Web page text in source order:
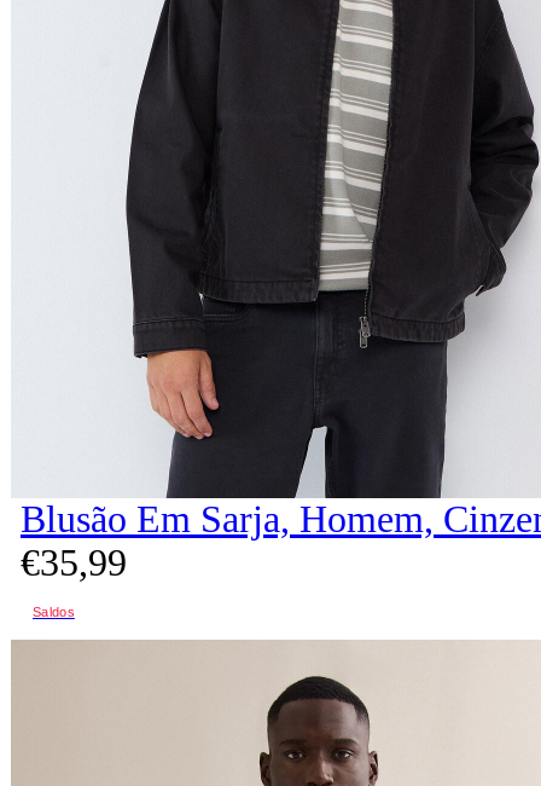
Blusão Em Sarja, Homem,
€35,99
Saldos